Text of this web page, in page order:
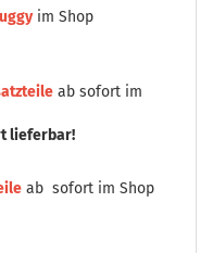
im Shop
ab sofort im
lieferbar!
ab sofort im Shop